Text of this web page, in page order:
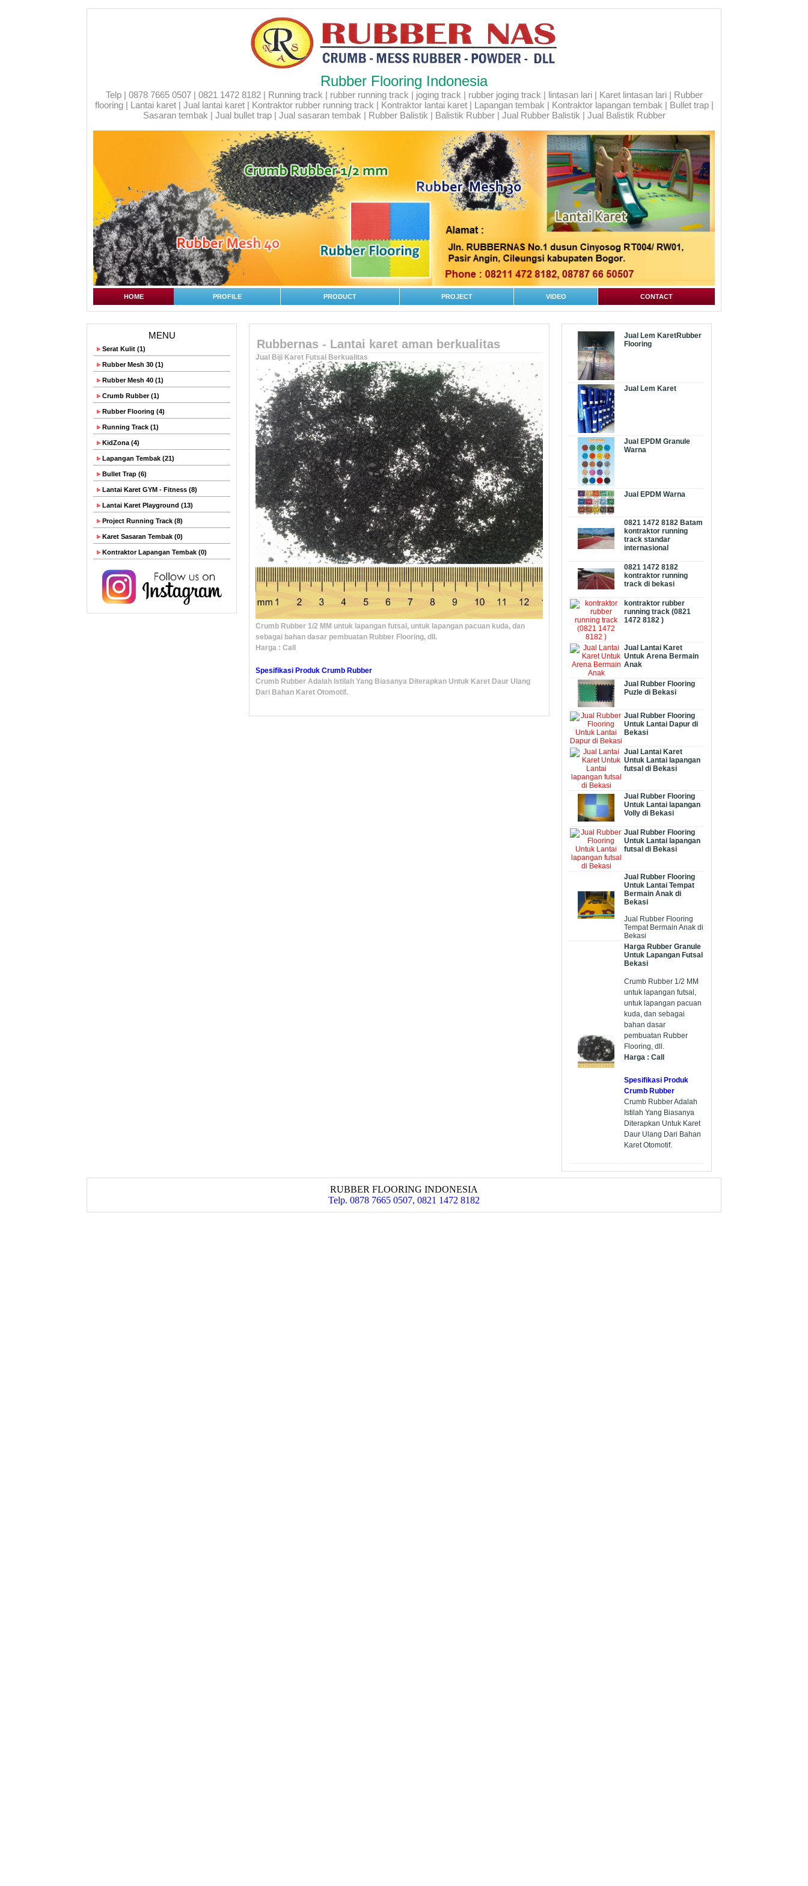
Rubber Flooring Indonesia
Telp | 0878 7665 0507 | 0821 1472 8182 | Running track | rubber running track | joging track | rubber joging track | lintasan lari | Karet lintasan lari | Rubber
flooring | Lantai karet | Jual lantai karet | Kontraktor rubber running track | Kontraktor lantai karet | Lapangan tembak | Kontraktor lapangan tembak | Bullet trap |
Sasaran tembak | Jual bullet trap | Jual sasaran tembak | Rubber Balistik | Balistik Rubber | Jual Rubber Balistik | Jual Balistik Rubber
HOME PROFILE PRODUCT PROJECT VIDEO CONTACT
MENU
Serat Kulit (1)
Rubber Mesh 30 (1)
Rubber Mesh 40 (1)
Crumb Rubber (1)
Rubber Flooring (4)
Running Track (1)
KidZona (4)
Lapangan Tembak (21)
Bullet Trap (6)
Lantai Karet GYM - Fitness (8)
Lantai Karet Playground (13)
Project Running Track (8)
Karet Sasaran Tembak (0)
Kontraktor Lapangan Tembak (0)
Rubbernas - Lantai karet aman berkualitas
Jual Biji Karet Futsal Berkualitas
Crumb Rubber 1/2 MM untuk lapangan futsal, untuk lapangan pacuan kuda, dan
sebagai bahan dasar pembuatan Rubber Flooring, dll.
Harga : Call
Spesifikasi Produk Crumb Rubber
Crumb Rubber Adalah Istilah Yang Biasanya Diterapkan Untuk Karet Daur Ulang
Dari Bahan Karet Otomotif.
Jual Lem KaretRubber
Flooring
Jual Lem Karet
Jual EPDM Granule
Warna
Jual EPDM Warna
0821 1472 8182 Batam
kontraktor running
track standar
internasional
0821 1472 8182
kontraktor running
track di bekasi
kontraktor rubber
running track (0821
1472 8182 )
Jual Lantai Karet
Untuk Arena Bermain
Anak
Jual Rubber Flooring
Puzle di Bekasi
Jual Rubber Flooring
Untuk Lantai Dapur di
Bekasi
Jual Lantai Karet
Untuk Lantai lapangan
futsal di Bekasi
Jual Rubber Flooring
Untuk Lantai lapangan
Volly di Bekasi
Jual Rubber Flooring
Untuk Lantai lapangan
futsal di Bekasi
Jual Rubber Flooring
Untuk Lantai Tempat
Bermain Anak di
Bekasi
Jual Rubber Flooring
Tempat Bermain Anak di
Bekasi
Harga Rubber Granule
Untuk Lapangan Futsal
Bekasi
Crumb Rubber 1/2 MM
untuk lapangan futsal,
untuk lapangan pacuan
kuda, dan sebagai
bahan dasar
pembuatan Rubber
Flooring, dll.
Harga : Call
Spesifikasi Produk
Crumb Rubber
Crumb Rubber Adalah
Istilah Yang Biasanya
Diterapkan Untuk Karet
Daur Ulang Dari Bahan
Karet Otomotif.
RUBBER FLOORING INDONESIA
Telp. 0878 7665 0507, 0821 1472 8182